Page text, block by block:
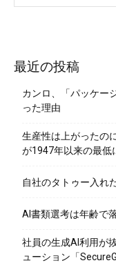
最近の投稿
カンロ、「パッケー
った理由
生産性は上がったの
が1947年以来の最低
自社のタトゥー入れ
AI書類選考は年齢で
社員の生成AI利用が
ューション「